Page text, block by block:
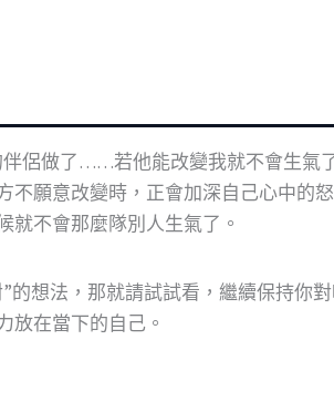
侶做了……若他能改變我就不會生氣
不願意改變時，正會加深自己心中的
就不會那麼隊別人生氣了。
的想法，那就請試試看，繼續保持你
放在當下的自己。